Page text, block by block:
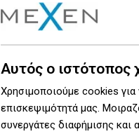
Αυτός ο ιστότοπος
Χρησιμοποιούμε cookies για
επισκεψιμότητά μας.
συνεργάτες διαφήμισης και